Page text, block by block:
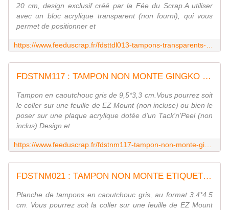
20 cm, design exclusif créé par la Fée du Scrap.A utiliser
avec un bloc acrylique transparent (non fourni), qui vous
permet de positionner et
FDSTNM117 : TAMPON NON MONTE GINGKO Fée du scrap
Tampon en caoutchouc gris de 9,5*3,3 cm.Vous pourrez soit
le coller sur une feuille de EZ Mount (non incluse) ou bien le
poser sur une plaque acrylique dotée d'un Tack'n'Peel (non
inclus).Design et
FDSTNM021 : TAMPON NON MONTE ETIQUETTES Fée du scrap
Planche de tampons en caoutchouc gris, au format 3.4*4.5
cm. Vous pourrez soit la coller sur une feuille de EZ Mount